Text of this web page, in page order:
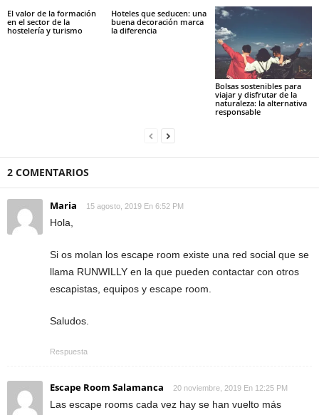
El valor de la formación
en el sector de la
hostelería y turismo
Hoteles que seducen: una
buena decoración marca
la diferencia
Bolsas sostenibles para
viajar y disfrutar de la
naturaleza: la alternativa
responsable
2 COMENTARIOS
Maria 15 agosto, 2019 En 6:52 PM
Hola,
Si os molan los escape room existe una red social que se
llama RUNWILLY en la que pueden contactar con otros
escapistas, equipos y escape room.
Saludos.
Respuesta
Escape Room Salamanca 20 noviembre, 2019 En 12:25 PM
Las escape rooms cada vez hay se han vuelto más